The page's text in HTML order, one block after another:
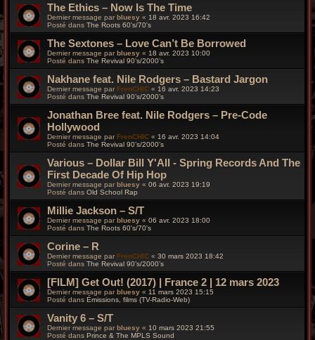
The Ethics – Now Is The Time
Dernier message par bluesy « 18 avr. 2023 16:42
Posté dans The Roots 60's/70's
The Sextones – Love Can’t Be Borrowed
Dernier message parbluesy « 18 avr. 2023 10:00
Posté dans The Revival 90’s/2000’s
Nakhane feat. Nile Rodgers – Bastard Jargon
Dernier message par FrenCHIC « 16 avr. 2023 14:23
Posté dans The Revival 90’s/2000’s
Jonathan Bree feat. Nile Rodgers – Pre-Code
Hollywood
Dernier message par FrenCHIC « 16 avr. 2023 14:04
Posté dans The Revival 90’s/2000’s
Various – Dollar Bill Y'All - Spring Records And The
First Decade Of Hip Hop
Dernier message par bluesy « 06 avr. 2023 19:19
Posté dans Old School Rap
Millie Jackson – S/T
Dernier message parbluesy « 06 avr. 2023 18:00
Posté dans The Roots 60's/70's
Corine – R
Dernier message par FrenCHIC « 30 mars 2023 18:42
Posté dans The Revival 90’s/2000’s
[FILM] Get Out! (2017) | France 2 | 12 mars 2023
Dernier message parbluesy « 11 mars 2023 15:15
Posté dans Émissions, films (TV-Radio-Web)
Vanity 6 – S/T
Dernier message par bluesy « 10 mars 2023 21:55
Posté dans Prince & The MPLS Sound